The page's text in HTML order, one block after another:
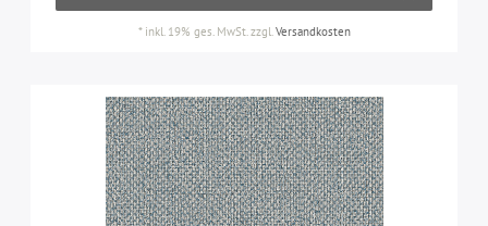
* inkl. 19% ges. MwSt.zzgl.Versandkosten